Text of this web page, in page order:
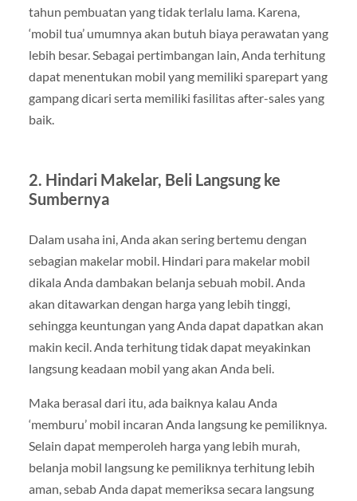
tahun pembuatan yang tidak terlalu lama. Karena,
‘mobil tua’ umumnya akan butuh biaya perawatan yang
lebih besar. Sebagai pertimbangan lain, Anda terhitung
dapat menentukan mobil yang memiliki sparepart yang
gampang dicari serta memiliki fasilitas after-sales yang
baik.
2. Hindari Makelar, Beli Langsung ke
Sumbernya
Dalam usaha ini, Anda akan sering bertemu dengan
sebagian makelar mobil. Hindari para makelar mobil
dikala Anda dambakan belanja sebuah mobil. Anda
akan ditawarkan dengan harga yang lebih tinggi,
sehingga keuntungan yang Anda dapat dapatkan akan
makin kecil. Anda terhitung tidak dapat meyakinkan
langsung keadaan mobil yang akan Anda beli.
Maka berasal dari itu, ada baiknya kalau Anda
‘memburu’ mobil incaran Anda langsung ke pemiliknya.
Selain dapat memperoleh harga yang lebih murah,
belanja mobil langsung ke pemiliknya terhitung lebih
aman, sebab Anda dapat memeriksa secara langsung